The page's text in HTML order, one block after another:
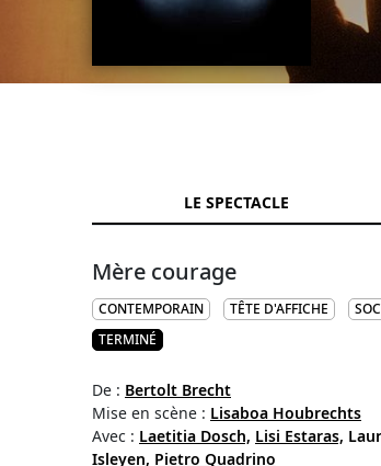
LE SPECTACLE
Mère courage
CONTEMPORAIN TÊTE D'AFFICHE
TERMINÉ
De : Bertolt Brecht
Mise en scène : Lisaboa Houbrechts
Avec : Laetitia Dosch, Lisi Estaras,
Isleyen, Pietro Quadrino